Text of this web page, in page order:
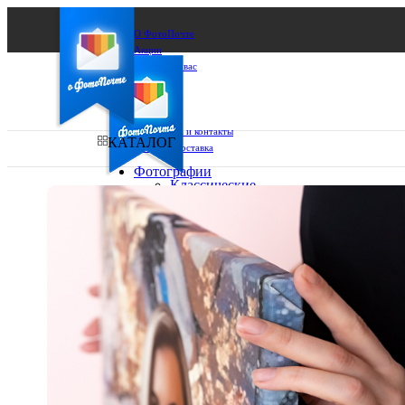
О ФотоПочте
Акции
Сделаем за вас
Бизнесу
FAQ
Франшиза
Поддержка и контакты
Оплата и доставка
Ваш город:
Ваш регион доставки
Выберите из списка:
КАТАЛОГ
Фотографии
Классические
10х15
13х18
15х15
15х20
20х20
20х30
30х30
30х40
А4
Фото